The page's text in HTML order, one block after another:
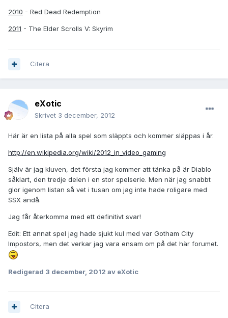
2010 - Red Dead Redemption
2011 - The Elder Scrolls V: Skyrim
Citera
eXotic
Skrivet 3 december, 2012
Här är en lista på alla spel som släppts och kommer släppas i år.
http://en.wikipedia.org/wiki/2012_in_video_gaming
Själv är jag kluven, det första jag kommer att tänka på är Diablo
såklart, den tredje delen i en stor spelserie. Men när jag snabbt
glor igenom listan så vet i tusan om jag inte hade roligare med
SSX ändå.
Jag får återkomma med ett definitivt svar!
Edit: Ett annat spel jag hade sjukt kul med var Gotham City
Impostors, men det verkar jag vara ensam om på det här forumet.
Redigerad 3 december, 2012 av eXotic
Citera